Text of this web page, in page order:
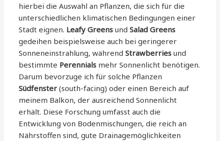
hierbei die Auswahl an Pflanzen, die sich für die
unterschiedlichen klimatischen Bedingungen einer
Stadt eignen. Leafy Greens undSalad Greens
gedeihen beispielsweise auch bei geringerer
Sonneneinstrahlung, währendStrawberries und
bestimmte Perennials mehr Sonnenlicht benötigen.
Darum bevorzuge ich für solche Pflanzen
Südfenster (south-facing) oder einen Bereich auf
meinem Balkon, der ausreichend Sonnenlicht
erhält. Diese Forschung umfasst auch die
Entwicklung von Bodenmischungen, die reich an
Nährstoffen sind, gute Drainagemöglichkeiten